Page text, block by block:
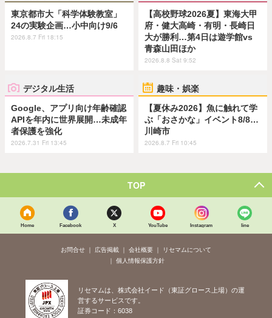
東京都市大「科学体験教室」
24の実験企画…小中向け9/6
2026.8.7 Fri 18:15
【高校野球2026夏】東海大甲
府・健大高崎・有明・長崎日
大が勝利…第4日は遊学館vs
青森山田ほか
2026.8.8 Sat 9:52
デジタル生活
Google、アプリ向け年齢確認
APIを年内に世界展開…未成年
者保護を強化
2026.7.31 Fri 13:45
趣味・娯楽
【夏休み2026】魚に触れて学
ぶ「おさかな」イベント8/8…
川崎市
2026.8.7 Fri 10:45
TOP
Home Facebook X YouTube Instagram line
お問合せ 広告掲載 会社概要
リセマムについて
個人情報保護方針
リセマムは、株式会社イード（東証グロース上場）の運
営するサービスです。
証券コード：6038